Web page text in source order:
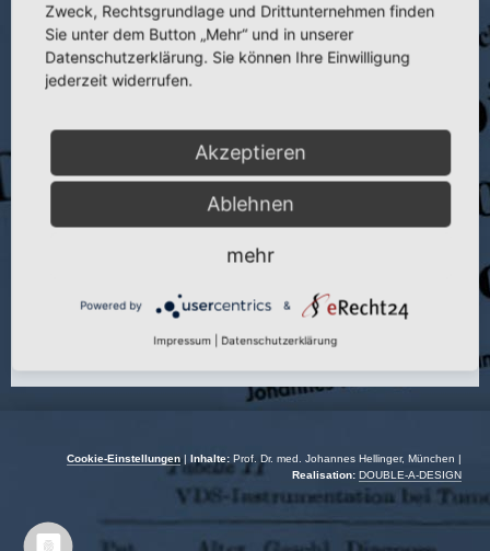
Titel:Differentialdiagnose des Ösophaguskarzinoms
Publikation:Intern. Praxis 8 (1968)
Span. Ausg.:
Autor:
Jahr:1968
Cookie-Einstellungen| Inhalte: Prof. Dr. med. Johannes Hellinger, München |
Realisation: DOUBLE-A-DESIGN
Zweck, Rechtsgrundlage und Drittunternehmen finden
Sie unter dem Button „Mehr“ und in unserer
Datenschutzerklärung. Sie können Ihre Einwilligung
jederzeit widerrufen.
Akzeptieren
Ablehnen
mehr
Powered by &
Impressum Datenschutzerklärung